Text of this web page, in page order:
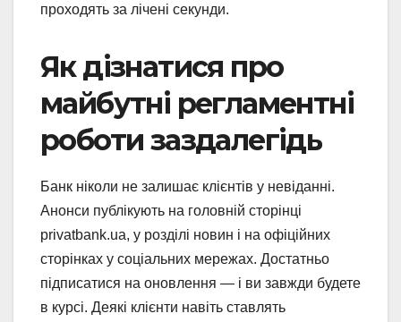
проходять за лічені секунди.
Як дізнатися про
майбутні регламентні
роботи заздалегідь
Банк ніколи не залишає клієнтів у невіданні.
Анонси публікують на головній сторінці
privatbank.ua, у розділі новин і на офіційних
сторінках у соціальних мережах. Достатньо
підписатися на оновлення — і ви завжди будете
в курсі. Деякі клієнти навіть ставлять